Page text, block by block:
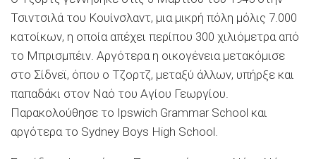
Τσιντσιλά του Κουίνσλαντ, μια μικρή πόλη μόλις 7.000
κατοίκων, η οποία απέχει περίπου 300 χιλιόμετρα από
το Μπρισμπέιν. Αργότερα η οικογένεια μετακόμισε
στο Σίδνεϊ, όπου ο Τζορτζ, μεταξύ άλλων, υπήρξε και
παπαδάκι στον Ναό του Αγίου Γεωργίου.
Παρακολούθησε το Ipswich Grammar School και
αργότερα το Sydney Boys High School.